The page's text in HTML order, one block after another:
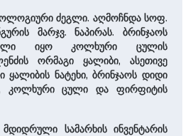
ძეგლი. აღმოჩნდა სოფ.
­მარჯვ. ნაპირას. ბრინჯაოს
იყო კოლხური ცულის
ორმაგი ყალიბი, ასეთივე
ყალიბის ნატეხი, ბრინჯაოს დიდი
კოლხური ცული და ფირფიტის
მდიდრული სამარხის ინვენტარის